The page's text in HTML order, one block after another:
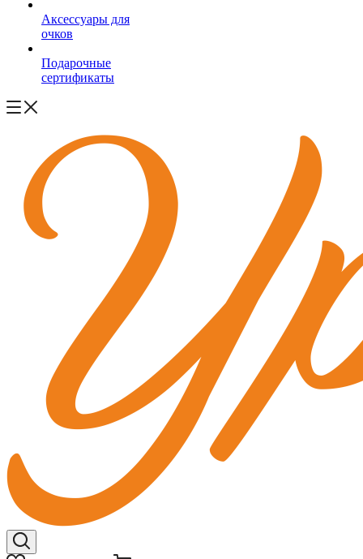
Аксессуары для
очков
Подарочные
сертификаты